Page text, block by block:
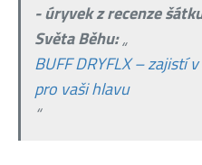
- úryvek z recenze
Světa Běhu:„
BUFF DRYFLX – zajistí
pro vaši hlavu
“